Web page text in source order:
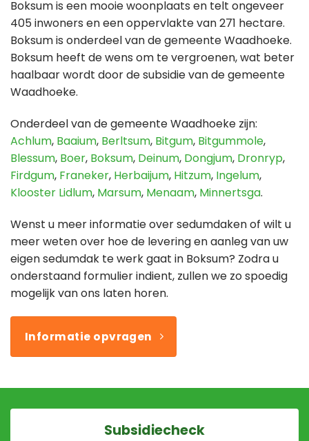
Boksum is een mooie woonplaats en telt ongeveer
405 inwoners en een oppervlakte van 271 hectare.
Boksum is onderdeel van de gemeente Waadhoeke.
Boksum heeft de wens om te vergroenen, wat beter
haalbaar wordt door de subsidie van de gemeente
Waadhoeke.
Onderdeel van de gemeente Waadhoeke zijn:
Achlum, Baaium, Berltsum, Bitgum, Bitgummole,
Blessum, Boer, Boksum, Deinum, Dongjum, Dronryp,
Firdgum, Franeker, Herbaijum, Hitzum, Ingelum,
Klooster Lidlum, Marsum, Menaam, Minnertsga.
Wenst u meer informatie over sedumdaken of wilt u
meer weten over hoe de levering en aanleg van uw
eigen sedumdak te werk gaat in Boksum? Zodra u
onderstaand formulier indient, zullen we zo spoedig
mogelijk van ons laten horen.
Informatie opvragen
Subsidiecheck